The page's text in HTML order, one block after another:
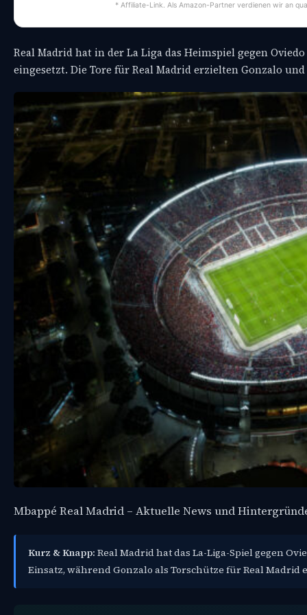
* Affiliate-Link. Als Amazon-Partner verdienen wir an
Real Madrid hat in der La Liga das Heimspiel gegen
eingesetzt. Die Tore für Real Madrid erzielten Gonzalo
Mbappé Real Madrid – Aktuelle News und
Kurz & Knapp: Real Madrid hat das La-Liga-Spiel gegen
Einsatz, während Gonzalo als Torschütze für Real Madrid